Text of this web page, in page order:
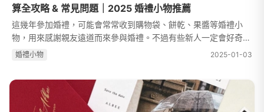
算全攻略 & 常見問題｜2025 婚禮小物推薦
這幾年參加婚禮，可能會常常收到購物袋、餅乾、果醬等婚禮小
物，用來感謝親友遠道而來參與婚禮。不過有些新人一定會好奇
「一定要準備婚禮小物嗎？」其實有些婚宴場地就會贈送位上的婚
婚禮⼩物 2025-01-03